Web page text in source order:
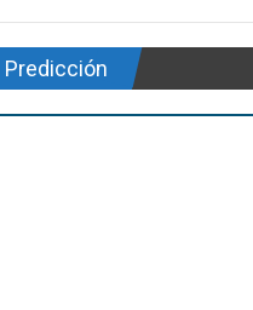
Predicción